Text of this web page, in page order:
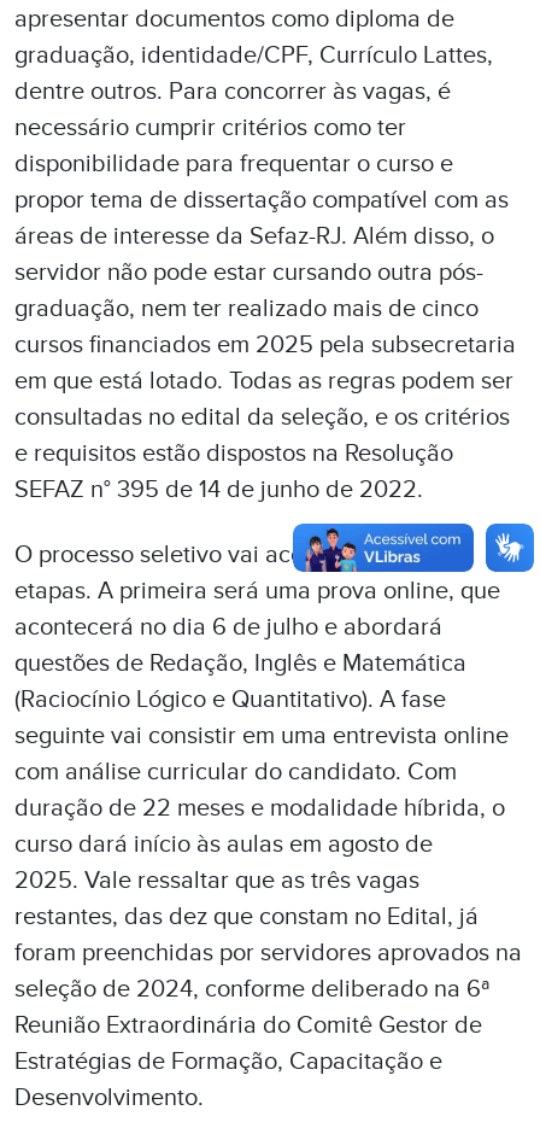
apresentar documentos como diploma de
graduação, identidade/CPF, Currículo Lattes,
dentre outros. Para concorrer às vagas, é
necessário cumprir critérios como ter
disponibilidade para frequentar o curso e
propor tema de dissertação compatível com as
áreas de interesse da Sefaz-RJ. Além disso, o
servidor não pode estar cursando outra pós-
graduação, nem ter realizado mais de cinco
cursos financiados em 2025 pela subsecretaria
em que está lotado. Todas as regras podem ser
consultadas no edital da seleção, e os critérios
e requisitos estão dispostos na Resolução
SEFAZ n° 395 de 14 de junho de 2022.
O processo seletivo vai acontecer em duas
etapas. A primeira será uma prova online, que
acontecerá no dia 6 de julho e abordará
questões de Redação, Inglês e Matemática
(Raciocínio Lógico e Quantitativo). A fase
seguinte vai consistir em uma entrevista online
com análise curricular do candidato. Com
duração de 22 meses e modalidade híbrida, o
curso dará início às aulas em agosto de
2025. Vale ressaltar que as três vagas
restantes, das dez que constam no Edital, já
foram preenchidas por servidores aprovados na
seleção de 2024, conforme deliberado na 6ª
Reunião Extraordinária do Comitê Gestor de
Estratégias de Formação, Capacitação e
Desenvolvimento.